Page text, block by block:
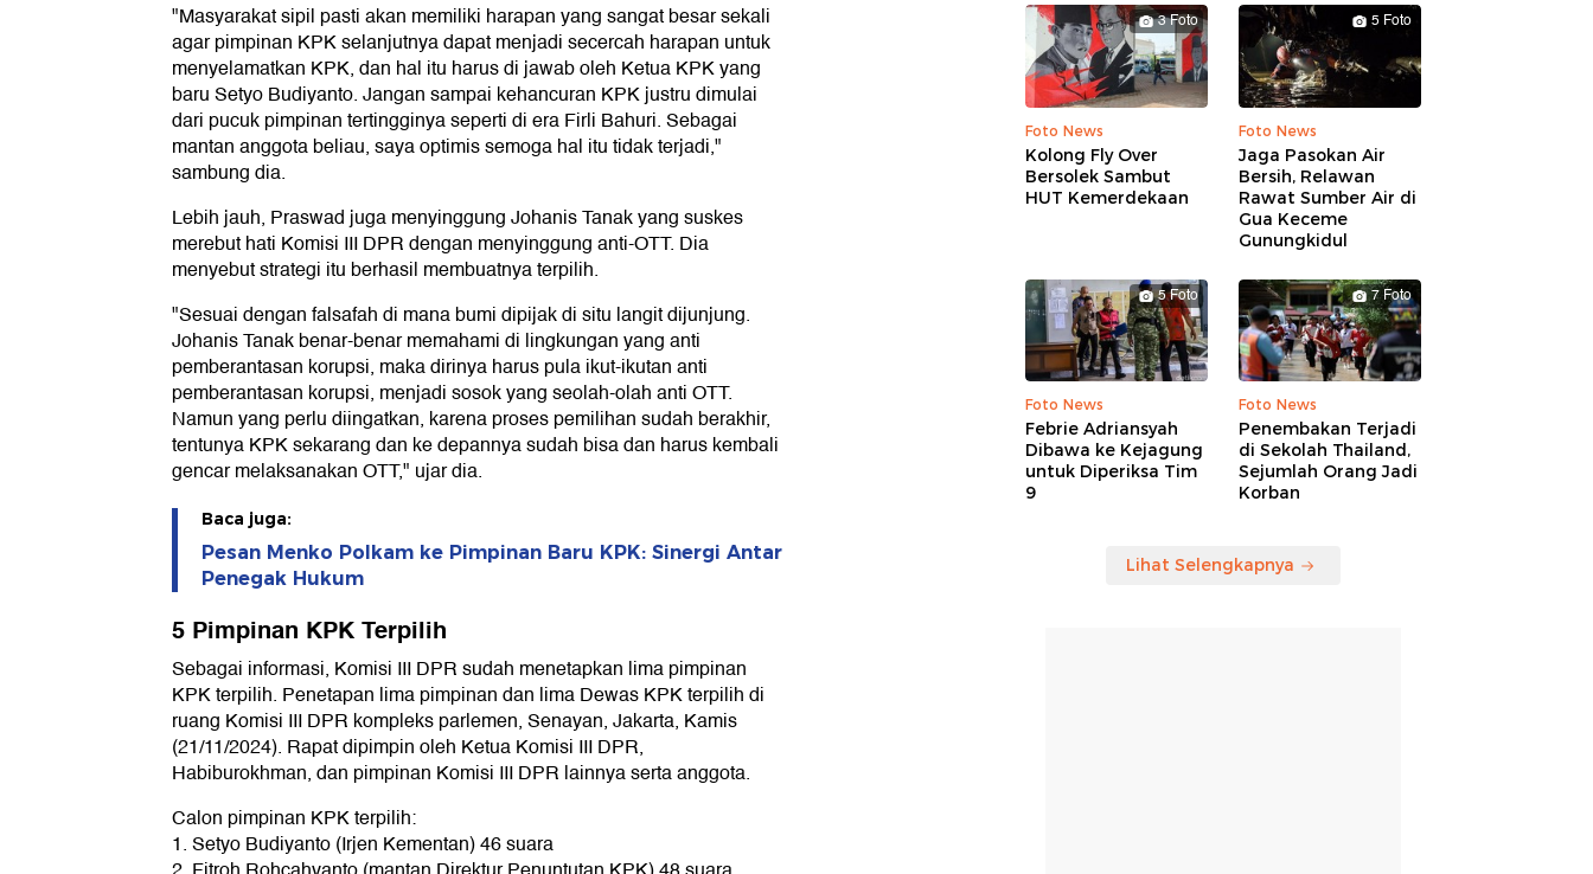
"Masyarakat sipil pasti akan memiliki harapan yang sangat besar sekali
agar pimpinan KPK selanjutnya dapat menjadi secercah harapan untuk
menyelamatkan KPK, dan hal itu harus di jawab oleh Ketua KPK yang
baru Setyo Budiyanto. Jangan sampai kehancuran KPK justru dimulai
dari pucuk pimpinan tertingginya seperti di era Firli Bahuri. Sebagai
mantan anggota beliau, saya optimis semoga hal itu tidak terjadi,"
sambung dia.
Lebih jauh, Praswad juga menyinggung Johanis Tanak yang suskes
merebut hati Komisi III DPR dengan menyinggung anti-OTT. Dia
menyebut strategi itu berhasil membuatnya terpilih.
"Sesuai dengan falsafah di mana bumi dipijak di situ langit dijunjung.
Johanis Tanak benar-benar memahami di lingkungan yang anti
pemberantasan korupsi, maka dirinya harus pula ikut-ikutan anti
pemberantasan korupsi, menjadi sosok yang seolah-olah anti OTT.
Namun yang perlu diingatkan, karena proses pemilihan sudah berakhir,
tentunya KPK sekarang dan ke depannya sudah bisa dan harus kembali
gencar melaksanakan OTT," ujar dia.
Baca juga:
Pesan Menko Polkam ke Pimpinan Baru KPK: Sinergi Antar
Penegak Hukum
5 Pimpinan KPK Terpilih
Sebagai informasi, Komisi III DPR sudah menetapkan lima pimpinan
KPK terpilih. Penetapan lima pimpinan dan lima Dewas KPK terpilih di
ruang Komisi III DPR kompleks parlemen, Senayan, Jakarta, Kamis
(21/11/2024). Rapat dipimpin oleh Ketua Komisi III DPR,
Habiburokhman, dan pimpinan Komisi III DPR lainnya serta anggota.
Calon pimpinan KPK terpilih:
1. Setyo Budiyanto (Irjen Kementan) 46 suara
3 Foto
Foto News
Kolong Fly Over
Bersolek Sambut
HUT Kemerdekaan
5 Foto
Foto News
Jaga Pasokan Air
Bersih, Relawan
Rawat Sumber Air di
Gua Keceme
Gunungkidul
5 Foto
Foto News
Febrie Adriansyah
Dibawa ke Kejagung
untuk Diperiksa Tim
9
7 Foto
Foto News
Penembakan Terjadi
di Sekolah Thailand,
Sejumlah Orang Jadi
Korban
Lihat Selengkapnya